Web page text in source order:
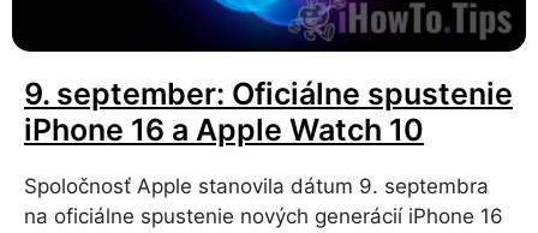
9. september: Oficiálne spustenie
iPhone 16 a Apple Watch 10
Spoločnosť Apple stanovila dátum 9. septembra
na oficiálne spustenie nových generácií iPhone 16